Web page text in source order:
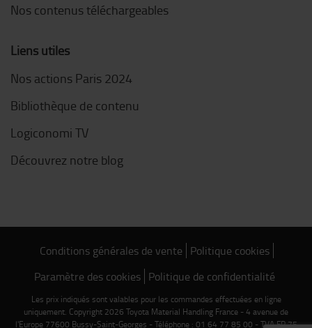
Nos contenus téléchargeables
Liens utiles
Nos actions Paris 2024
Bibliothèque de contenu
Logiconomi TV
Découvrez notre blog
Conditions générales de vente Politique cookies
Paramètre des cookies Politique de confidentialité
Les prix indiqués sont valables pour les commandes effectuées en ligne
uniquement. Copyright 2026 Toyota Material Handling France - 4 avenue de
l'Europe 77600 Bussy-Saint-Georges - Téléphone : 01 64 77 85 00 - TVA FR 75